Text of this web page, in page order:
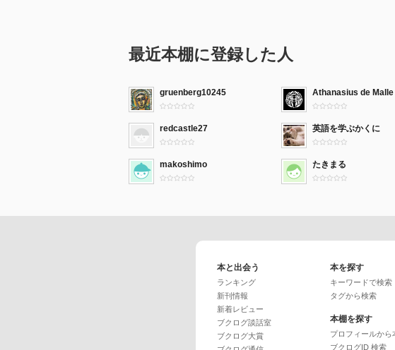
最近本棚に登録した人
gruenberg10245 Athanasius de Malle
redcastle27 英語を学ぶかくに
makoshimo たきまる
本と出会う
ランキング
新刊情報
新着レビュー
ブクログ談話室
ブクログ大賞
本を探す
キーワードで検索
タグから検索
本棚を探す
プロフィールから
ブクログID 検索